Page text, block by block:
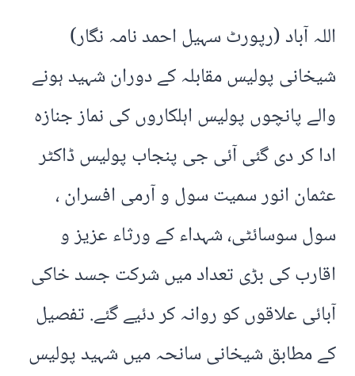
اللہ آباد (رپورٹ سہیل احمد نامہ نگار)
شیخانی پولیس مقابلہ کے دوران شہید ہونے
والے پانچوں پولیس اہلکاروں کی نماز جنازہ
ادا کر دی گئی آئی جی پنجاب پولیس ڈاکٹر
عثمان انور سمیت سول و آرمی افسران ،
سول سوسائٹی، شہداء کے ورثاء عزیز و
اقارب کی بڑی تعداد میں شرکت جسد خاکی
آبائی علاقوں کو روانہ کر دئیے گئے. تفصیل
کے مطابق شیخانی سانحہ میں شہید پولیس